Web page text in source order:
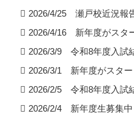
2026/4/25 瀬戸校近況報
2026/4/16 新年度がスタ
2026/3/9 令和8年度入試
2026/3/1 新年度がスター
2026/2/5 令和8年度入試
2026/2/4 新年度生募集中